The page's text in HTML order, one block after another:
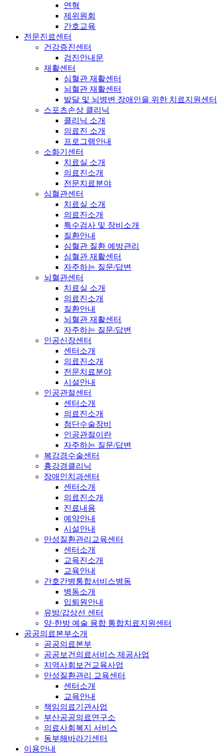
연혁
제위원회
간호교육
전문진료센터
건강증진센터
검진안내문
재활센터
심혈관 재활센터
뇌혈관 재활센터
발달 및 뇌병변 장애인을 위한 치료지원센터
스포츠손상 클리닉
클리닉 소개
의료진 소개
프로그램안내
소화기센터
치료실 소개
의료진소개
전문치료분야
심혈관센터
치료실 소개
의료진소개
특수검사 및 장비소개
질환안내
심혈관 질환 예방관리
심혈관 재활센터
자주하는 질문/답변
뇌혈관센터
치료실 소개
의료진소개
질환안내
뇌혈관 재활센터
자주하는 질문/답변
인공신장센터
센터소개
의료진소개
전문치료분야
시설안내
인공관절센터
센터소개
의료진소개
첨단수술장비
인공관절이란
자주하는 질문/답변
복강경수술센터
흉강경클리닉
장애인치과센터
센터소개
의료진소개
진료내용
예약안내
시설안내
만성질환관리교육센터
센터소개
교육진소개
교육안내
간호간병통합서비스병동
병동소개
입퇴원안내
유방/갑상선 센터
양·한방 예술 융합 통합치료지원센터
공공의료본부소개
공공의료본부
공공보건의료서비스 제공사업
지역사회보건교육사업
만성질환관리 교육센터
센터소개
교육안내
책임의료기관사업
부산공공의료연구소
의료사회복지 서비스
동부해바라기센터
이용안내